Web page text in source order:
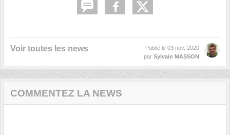
Voir toutes les news Publié le 03 nov. 2020
par Sylvain MASSON
COMMENTEZ LA NEWS